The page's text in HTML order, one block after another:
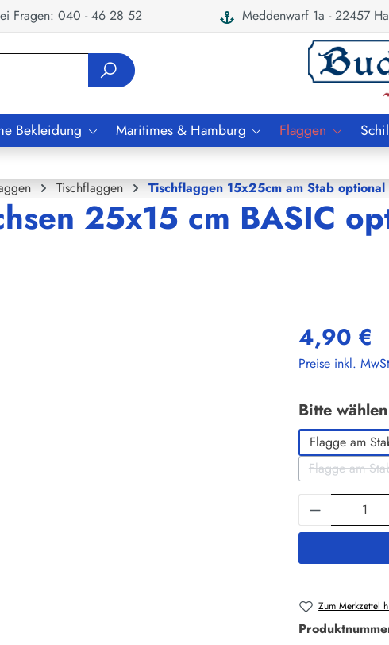
Fragen: 040 - 46 28 52 Meddenwarf 1a - 22457
Bekleidung Maritimes & Hamburg Flaggen
Tischflaggen Tischflaggen 15x25cm am Stab
25x15 cm BASIC
4,90 €
Preise inkl.
Bitte
Flagge am
Flagge am
Produkt
Zum Merkzettel